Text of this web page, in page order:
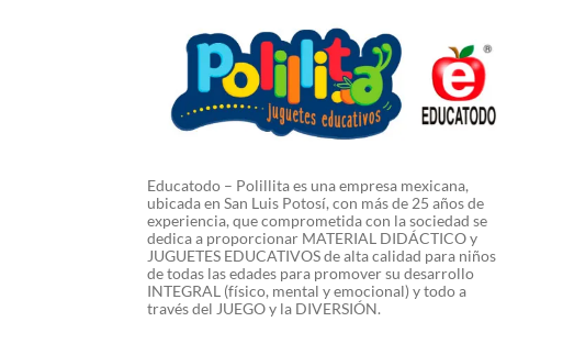
Educatodo – Polillita es una empresa mexicana,
ubicada en San Luis Potosí, con más de 25 años de
experiencia, que comprometida con la sociedad se
dedica a proporcionar MATERIAL DIDÁCTICO y
JUGUETES EDUCATIVOS de alta calidad para niños
de todas las edades para promover su desarrollo
INTEGRAL (físico, mental y emocional) y todo a
través del JUEGO y la DIVERSIÓN.